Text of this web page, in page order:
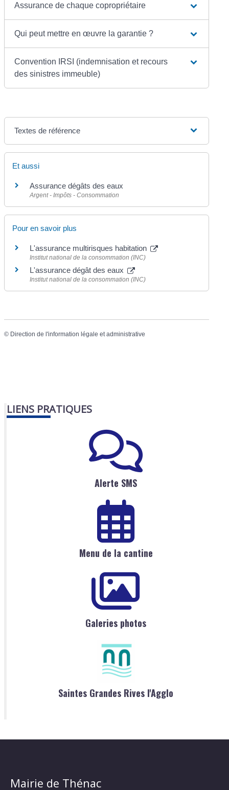
Assurance de chaque copropriétaire
Qui peut mettre en œuvre la garantie ?
Convention IRSI (indemnisation et recours
des sinistres immeuble)
Textes de référence
Et aussi
Assurance dégâts des eaux
Argent - Impôts - Consommation
Pour en savoir plus
L'assurance multirisques habitation
Institut national de la consommation (INC)
L'assurance dégât des eaux
Institut national de la consommation (INC)
© Direction de l'information légale et administrative
LIENS PRATIQUES
Alerte SMS
Menu de la cantine
Galeries photos
Saintes Grandes Rives l'Agglo
Mairie de Thénac